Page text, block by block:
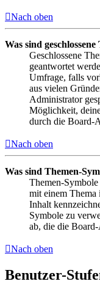
Nach oben
Was sind geschlossene
Geschlossene
geantwortet
Umfrage, falls
aus vielen
Administrator
Möglichkeit,
durch die Board-
Nach oben
Was sind Themen-
Themen-
mit einem Thema
Inhalt
Symbole zu
ab, die die
Nach oben
Benutzer-